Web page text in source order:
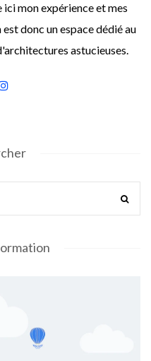
ici mon expérience et mes
donc un espace dédié au
astucieuses.